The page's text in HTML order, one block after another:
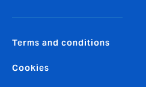
Terms and conditions
Cookies